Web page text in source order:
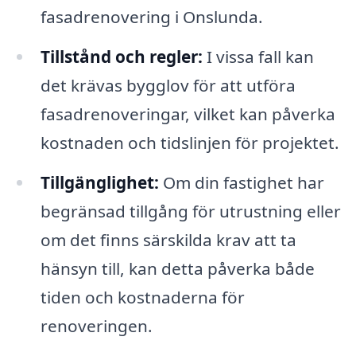
fasadrenovering i Onslunda.
Tillstånd och regler: I vissa fall kan
det krävas bygglov för att utföra
fasadrenoveringar, vilket kan påverka
kostnaden och tidslinjen för projektet.
Tillgänglighet: Om din fastighet har
begränsad tillgång för utrustning eller
om det finns särskilda krav att ta
hänsyn till, kan detta påverka både
tiden och kostnaderna för
renoveringen.